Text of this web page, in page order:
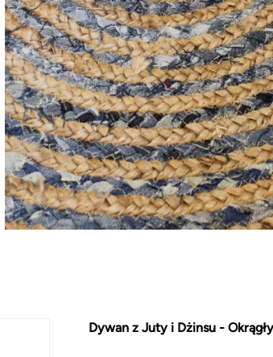
Dywan z Juty i Dżinsu -